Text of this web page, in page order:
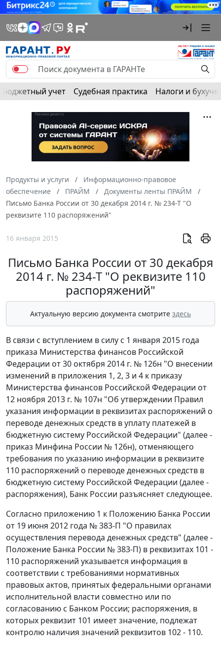
Бюджетный учет Судебная практика Налоги и
Продукты и услуги
Информационно-правовое
обеспечение
ПРАЙМ
Документы ленты ПРАЙМ
Письмо Банка России от 30 декабря 2014 г. № 234-Т "О
реквизите 110 распоряжений"
16 января 2015
Письмо Банка России от 30 декабря
2014 г. № 234-Т "О реквизите 110
распоряжений"
Актуальную версию документа смотрите здесь
В связи с вступлением в силу с 1 января 2015 года
приказа Министерства финансов Российской
Федерации от 30 октября 2014 г. № 126н "О внесении
изменений в приложения 1, 2, 3 и 4 к приказу
Министерства финансов Российской Федерации от
12 ноября 2013 г. № 107н "Об утверждении Правил
указания информации в реквизитах распоряжений о
переводе денежных средств в уплату платежей в
бюджетную систему Российской Федерации" (далее -
приказ Минфина России № 126н), отменяющего
требования по указанию информации в реквизите
110 распоряжений о переводе денежных средств в
бюджетную систему Российской Федерации (далее -
распоряжения), Банк России разъясняет следующее.
Согласно приложению 1 к Положению Банка России
от 19 июня 2012 года № 383-П "О правилах
осуществления перевода денежных средств" (далее -
Положение Банка России № 383-П) в реквизитах 101 -
110 распоряжений указывается информация в
соответствии с требованиями нормативных
правовых актов, принятых федеральными органами
исполнительной власти совместно или по
согласованию с Банком России; распоряжения, в
которых реквизит 101 имеет значение, подлежат
контролю наличия значений реквизитов 102 - 110.